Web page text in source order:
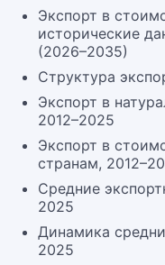
Экспорт в
исторические
(2026–2035)
Структура
Экспорт в
2012–2025
Экспорт в
странам,
Средние
2025
Динамика
2025